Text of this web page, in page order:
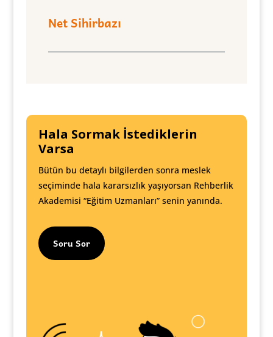
Net Sihirbazı
Hala Sormak İstediklerin
Varsa
Bütün bu detaylı bilgilerden sonra meslek
seçiminde hala kararsızlık yaşıyorsan Rehberlik
Akademisi “Eğitim Uzmanları” senin yanında.
Soru Sor